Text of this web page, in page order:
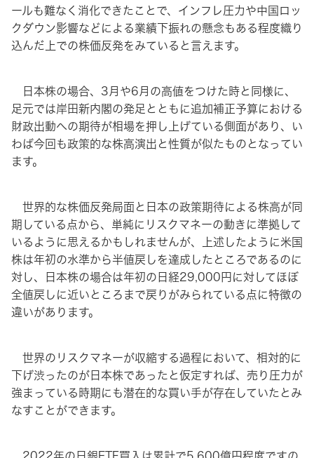
ールも難なく消化できたことで、インフレ圧力や中国ロッ
クダウン影響などによる業績下振れの懸念もある程度織り
込んだ上での株価反発をみていると言えます。
日本株の場合、3月や6月の高値をつけた時と同様に、
足元では岸田新内閣の発足とともに追加補正予算における
財政出動への期待が相場を押し上げている側面があり、い
わば今回も政策的な株高演出と性質が似たものとなってい
ます。
世界的な株価反発局面と日本の政策期待による株高が同
期している点から、単純にリスクマネーの動きに準拠して
いるように思えるかもしれませんが、上述したように米国
株は年初の水準から半値戻しを達成したところであるのに
対し、日本株の場合は年初の日経29,000円に対してほぼ
全値戻しに近いところまで戻りがみられている点に特徴の
違いがあります。
世界のリスクマネーが収縮する過程において、相対的に
下げ渋ったのが日本株であったと仮定すれば、売り圧力が
強まっている時期にも潜在的な買い手が存在していたとみ
なすことができます。